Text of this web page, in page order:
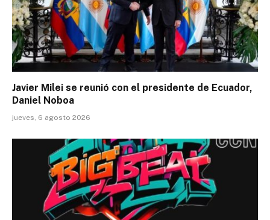
Javier Milei se reunió con el presidente de Ecuador,
Daniel Noboa
jueves, 6 agosto 2026